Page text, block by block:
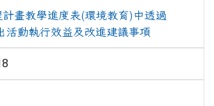
計畫教學進度表(環境教育)中透過
活動執行效益及改進建議事項